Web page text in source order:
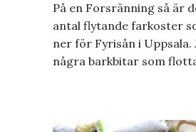
På en Forsränning så är
antal flytande farkoster
ner för Fyrisån i Uppsala.
några barkbitar som